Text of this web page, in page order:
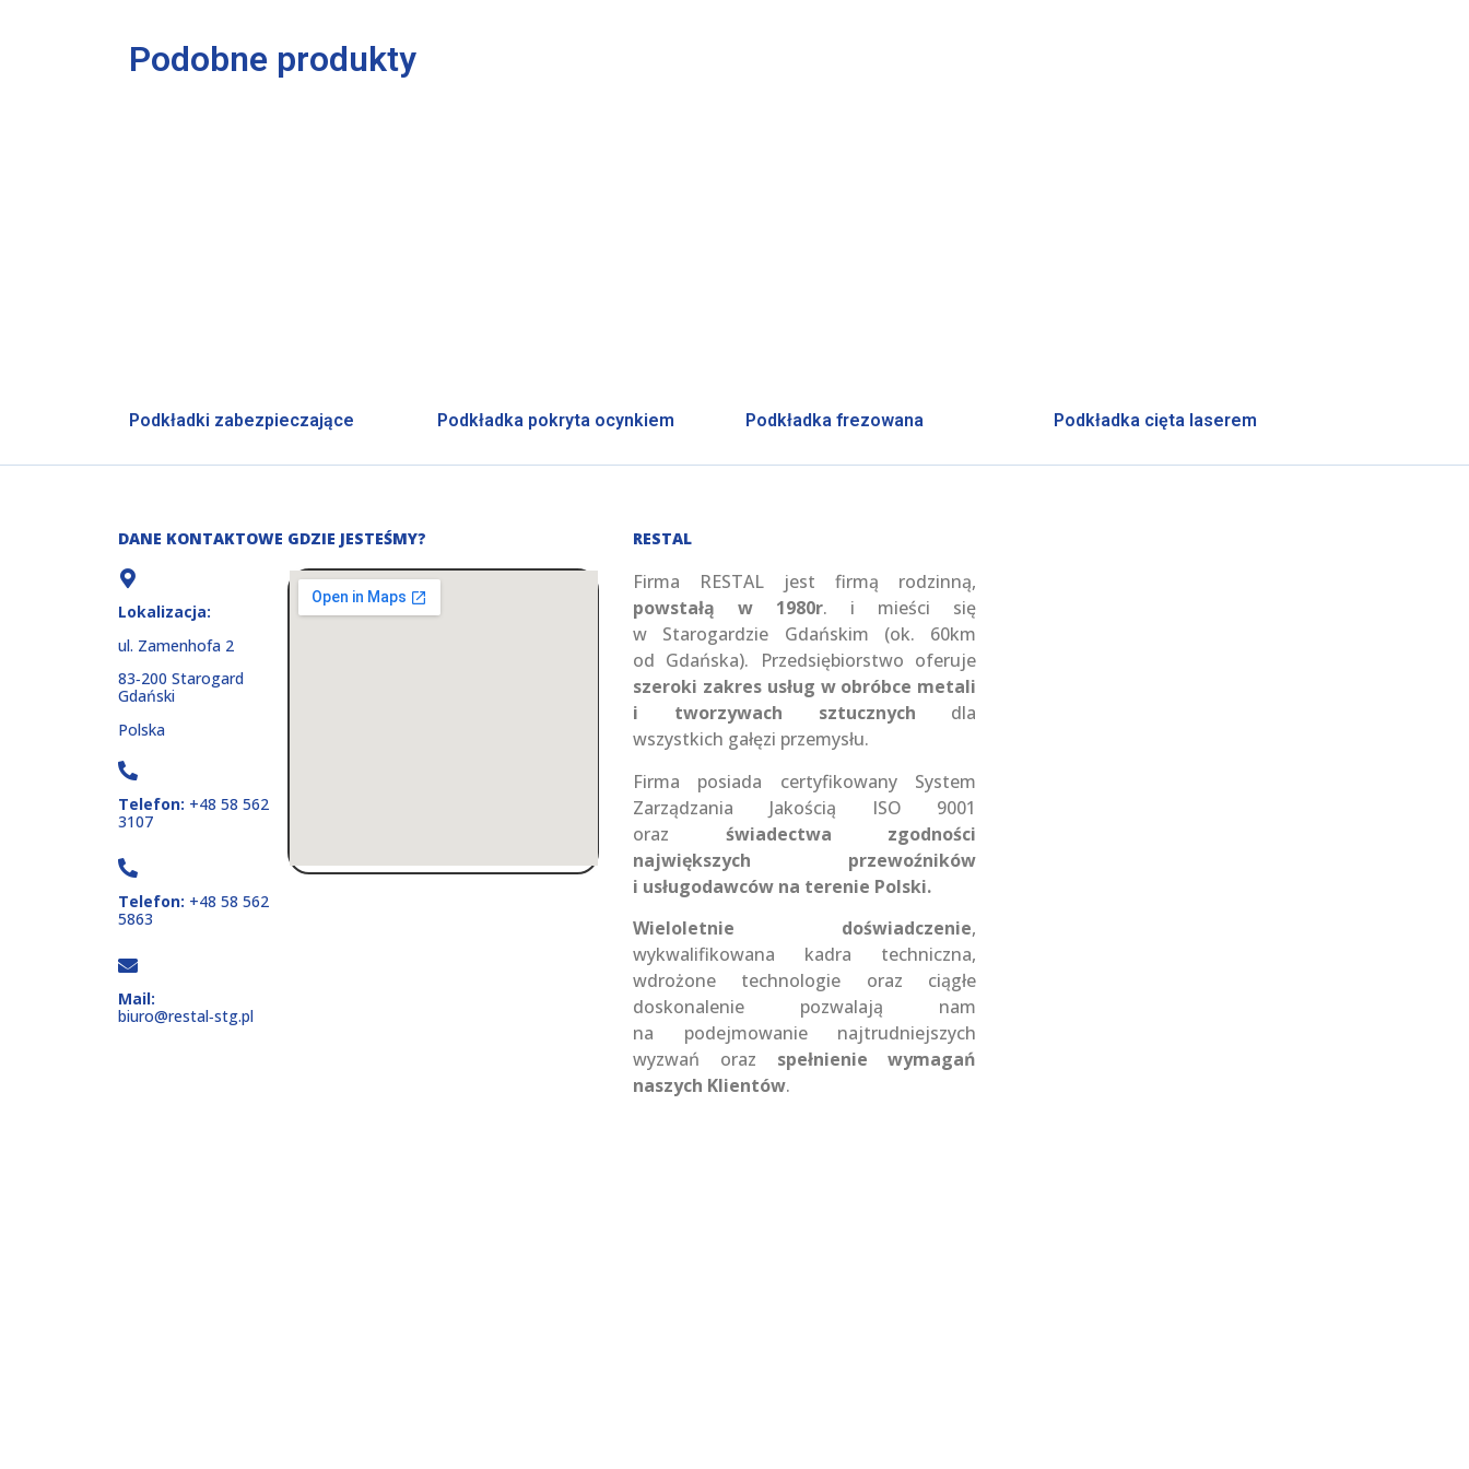
Podobne produkty
Podkładki zabezpieczające Podkładka pokryta ocynkiem Podkładka frezowana Podkładka cięta laserem
DANE KONTAKTOWE
Lokalizacja:
ul. Zamenhofa 2
83‑200 Starogard
Gdański
Polska
Telefon: +48 58 562
3107
Telefon: +48 58 562
5863
Mail:
biuro@restal‑stg.pl
GDZIE JESTEŚMY? RESTAL
Firma RESTAL jest firmą rodzinną,
powstałą w 1980r. i mieści się
w Starogardzie Gdańskim (ok. 60km
od Gdańska). Przedsiębiorstwo oferuje
szeroki zakres usług w obróbce metali
i tworzywach sztucznych dla
wszystkich gałęzi przemysłu.
Firma posiada certyfikowany System
Zarządzania Jakością ISO 9001
oraz świadectwa zgodności
największych przewoźników
i usługodawców na terenie Polski.
Wieloletnie doświadczenie,
wykwalifikowana kadra techniczna,
wdrożone technologie oraz ciągłe
doskonalenie pozwalają nam
na podejmowanie najtrudniejszych
wyzwań oraz spełnienie wymagań
naszych Klientów.